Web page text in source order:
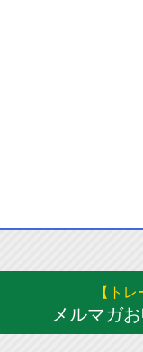
【ト
メルマガ